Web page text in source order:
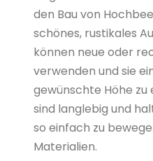
den Bau von
schönes, rustikales
können neue oder
verwenden und sie
gewünschte Höhe zu
sind langlebig und
so einfach zu
Materialien.